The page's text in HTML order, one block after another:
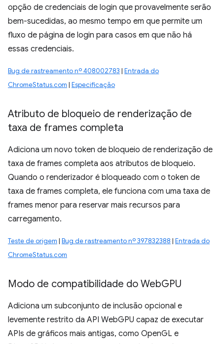
opção de credenciais de login que provavelmente serão
bem-sucedidas, ao mesmo tempo em que permite um
fluxo de página de login para casos em que não há
essas credenciais.
Bug de rastreamento nº 408002783 | Entrada do
ChromeStatus.com | Especificação
Atributo de bloqueio de renderização de
taxa de frames completa
Adiciona um novo token de bloqueio de renderização de
taxa de frames completa aos atributos de bloqueio.
Quando o renderizador é bloqueado com o token de
taxa de frames completa, ele funciona com uma taxa de
frames menor para reservar mais recursos para
carregamento.
Teste de origem | Bug de rastreamento nº 397832388 | Entrada do
ChromeStatus.com
Modo de compatibilidade do WebGPU
Adiciona um subconjunto de inclusão opcional e
levemente restrito da API WebGPU capaz de executar
APIs de gráficos mais antigas, como OpenGL e